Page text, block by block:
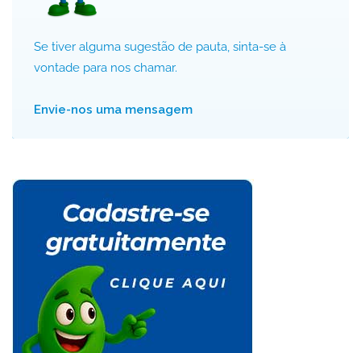
Se tiver alguma sugestão de pauta, sinta-se à
vontade para nos chamar.
Envie-nos uma mensagem